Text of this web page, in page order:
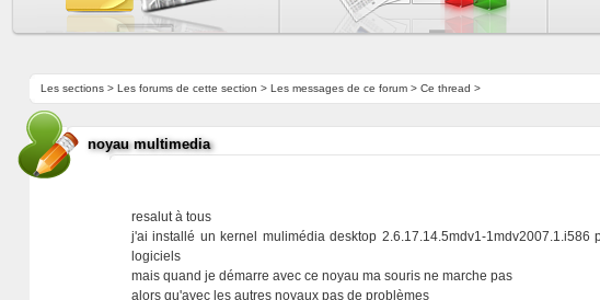
Les sections> Les forums de cette section > Les messages de ce forum> Ce thread >
noyau multimedia
resalut à tous
j'ai installé un kernel mulimédia desktop 2.6.17.14.5mdv1-
logiciels
mais quand je démarre avec ce noyau ma souris ne marche pas
alors qu'avec les autres noyaux pas de problèmes